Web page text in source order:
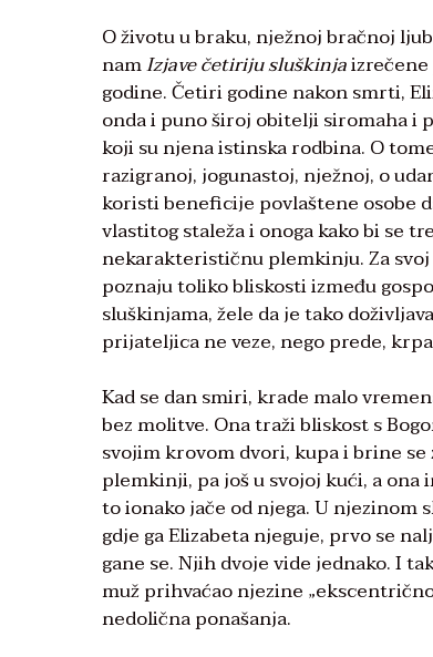
O životu u braku, nježnoj bračnoj
namIzjave četiriju sluškinja
godine. Četiri godine nakon smrti,
onda i puno široj obitelji siromaha i
koji su njena istinska rodbina. O
razigranoj, jogunastoj, nježnoj, o
koristi beneficije povlaštene osobe
vlastitog staleža i onoga kako bi se
nekarakterističnu plemkinju. Za
poznaju toliko bliskosti između
sluškinjama, žele da je tako
prijateljica ne veze, nego prede,
Kad se dan smiri, krade malo
bez molitve. Ona traži bliskost s
svojim krovom dvori, kupa i brine
plemkinji, pa još u svojoj kući, a ona
to ionako jače od njega. U njezinom
gdje ga Elizabeta njeguje, prvo se
gane se. Njih dvoje vide jednako. I
muž prihvaćao njezine
nedolična ponašanja.